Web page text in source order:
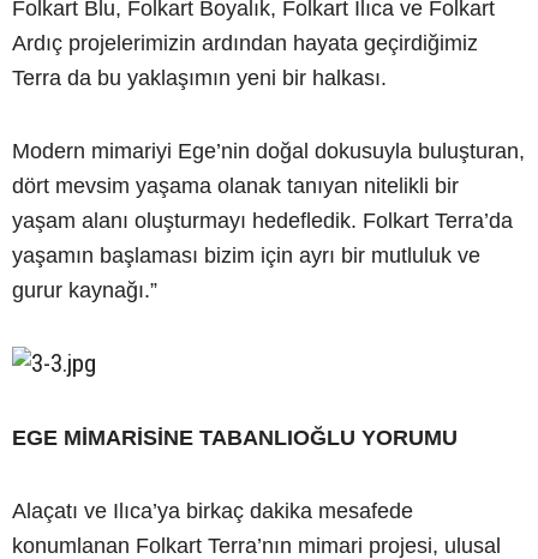
Folkart Blu, Folkart Boyalık, Folkart Ilıca ve Folkart
Ardıç projelerimizin ardından hayata geçirdiğimiz
Terra da bu yaklaşımın yeni bir halkası.
Modern mimariyi Ege’nin doğal dokusuyla buluşturan,
dört mevsim yaşama olanak tanıyan nitelikli bir
yaşam alanı oluşturmayı hedefledik. Folkart Terra’da
yaşamın başlaması bizim için ayrı bir mutluluk ve
gurur kaynağı.”
EGE MİMARİSİNE TABANLIOĞLU YORUMU
Alaçatı ve Ilıca’ya birkaç dakika mesafede
konumlanan Folkart Terra’nın mimari projesi, ulusal